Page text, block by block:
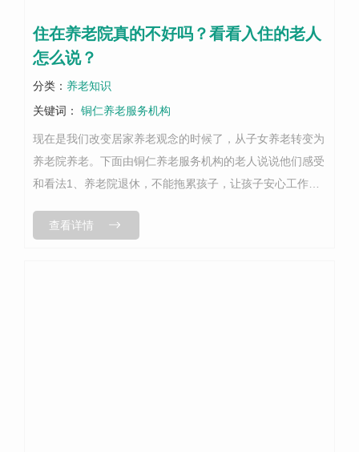
住在养老院真的不好吗？看看入住的老人
怎么说？
分类： 养老知识
关键词：
铜仁养老服务机构
现在是我们改变居家养老观念的时候了，从子女养老转变为
养老院养老。下面由铜仁养老服务机构的老人说说他们感受
和看法1、养老院退休，不能拖累孩子，让孩子安心工作。
顾老人。当老年人生病或残疾时、在...
查看详情